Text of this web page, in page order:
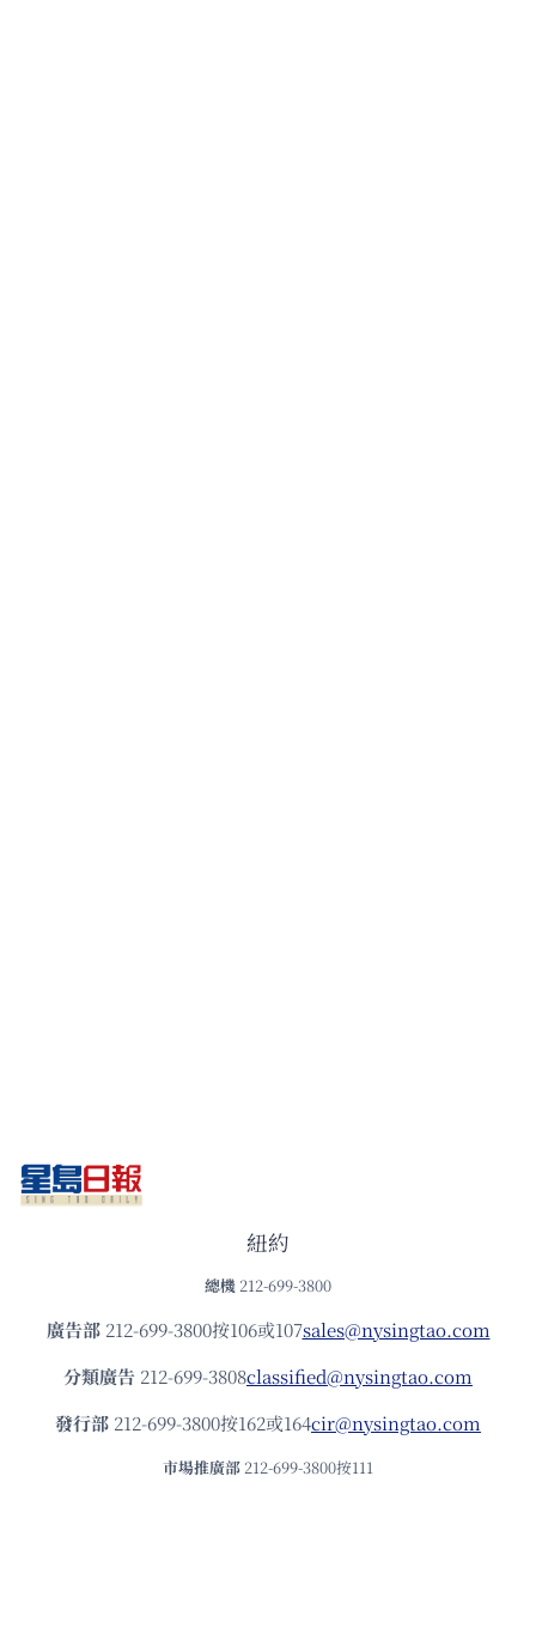
紐約
總機 212-699-3800
廣告部212-699-3800按106或107sales@nysingtao.com
分類廣告 212-699-3808classified@nysingtao.com
發⾏部 212-699-3800按162或164cir@nysingtao.com
市場推廣部 212-699-3800按111